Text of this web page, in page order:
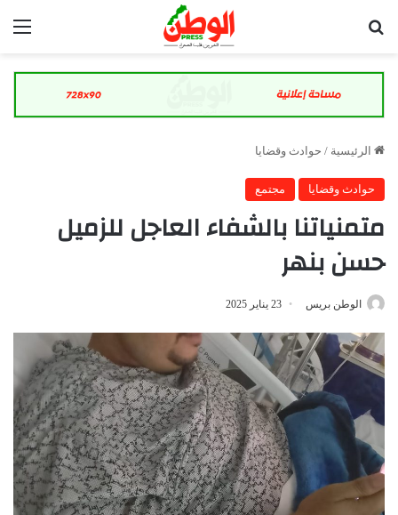
الرئيسية / حوادث وقضايا
حوادث وقضايا مجتمع
متمنياتنا بالشفاء العاجل للزميل
حسن بنهر
الوطن بريس 23 يناير 2025